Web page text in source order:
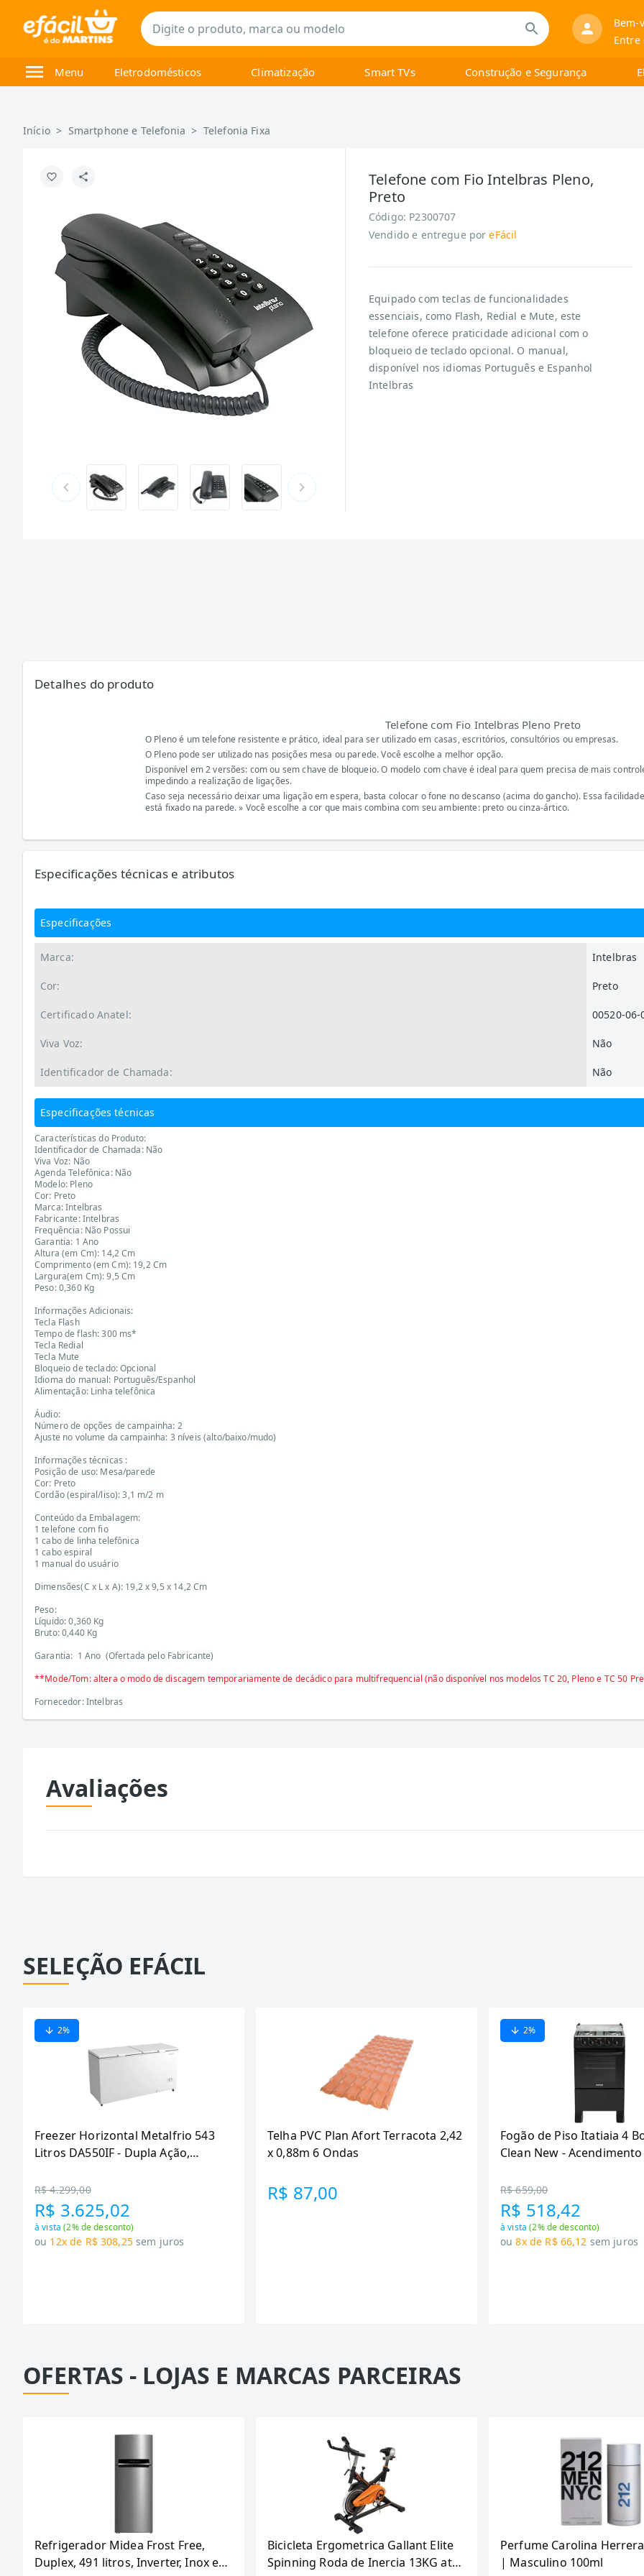
Bem-
Entre
Menu Eletrodomésticos Climatização Smart TVs Construção e Segurança
Início > Smartphone e Telefonia > Telefonia Fixa
Telefone com Fio Intelbras Pleno,
Preto
Código: P2300707
Vendido e entregue por eFácil
Equipado com teclas de funcionalidades
essenciais, como Flash, Redial e Mute, este
telefone oferece praticidade adicional com o
bloqueio de teclado opcional. O manual,
disponível nos idiomas Português e Espanhol
Intelbras
Detalhes do produto
Telefone com Fio Intelbras Pleno Preto
O Pleno é um telefone resistente e prático, ideal para ser utilizado em casas, escritórios, consultórios ou empresas.
O Pleno pode ser utilizado nas posições mesa ou parede. Você escolhe a melhor opção.
Disponível em 2 versões: com ou sem chave de bloqueio. O modelo com chave é ideal para quem precisa de mais
impedindo a realização de ligações.
Caso seja necessário deixar uma ligação em espera, basta colocar o fone no descanso (acima do gancho). Essa
está fixado na parede. » Você escolhe a cor que mais combina com seu ambiente: preto ou cinza-ártico.
Especificações técnicas e atributos
Especificações
Marca: Intelbras
Cor: Preto
Certificado Anatel: 00520-06-
Viva Voz: Não
Identificador de Chamada: Não
Especificações técnicas
Características do Produto:
Identificador de Chamada: Não
Viva Voz: Não
Agenda Telefônica: Não
Modelo: Pleno
Cor: Preto
Marca: Intelbras
Fabricante: Intelbras
Frequência: Não Possui
Garantia: 1 Ano
Altura (em Cm): 14,2 Cm
Comprimento (em Cm): 19,2 Cm
Largura(em Cm): 9,5 Cm
Peso: 0,360 Kg
Informações Adicionais:
Tecla Flash
Tempo de flash: 300 ms*
Tecla Redial
Tecla Mute
Bloqueio de teclado: Opcional
Idioma do manual: Português/Espanhol
Alimentação: Linha telefônica
Áudio:
Número de opções de campainha: 2
Ajuste no volume da campainha: 3 níveis (alto/baixo/mudo)
Informações técnicas :
Posição de uso: Mesa/parede
Cor: Preto
Cordão (espiral/liso): 3,1 m/2 m
Conteúdo da Embalagem:
1 telefone com fio
1 cabo de linha telefônica
1 cabo espiral
1 manual do usuário
Dimensões(C x L x A): 19,2 x 9,5 x 14,2 Cm
Peso:
Líquido: 0,360 Kg
Bruto: 0,440 Kg
Garantia: 1 Ano (Ofertada pelo Fabricante)
**Mode/Tom: altera o modo de discagem temporariamente de decádico para multifrequencial (não disponível nos modelos TC 20, Pleno e TC 50
Fornecedor: Intelbras
Avaliações
SELEÇÃO EFÁCIL
2%
Freezer Horizontal Metalfrio 543
Litros DA550IF - Dupla Ação,
R$ 4.299,00
R$ 3.625,02
à vista(2% de desconto)
ou 12x de R$ 308,25 sem juros
Telha PVC Plan Afort Terracota 2,42
x 0,88m 6 Ondas
R$ 87,00
2%
Fogão de Piso Itatiaia 4
Clean New -
R$ 659,00
R$ 518,42
à vista(2% de desconto)
ou 8x de R$ 66,12 sem juros
OFERTAS - LOJAS E MARCAS PARCEIRAS
Refrigerador Midea Frost Free,
Duplex, 491 litros, Inverter, Inox e
Bicicleta Ergometrica Gallant Elite
Spinning Roda de Inercia 13KG ate
Perfume Carolina
| Masculino 100ml